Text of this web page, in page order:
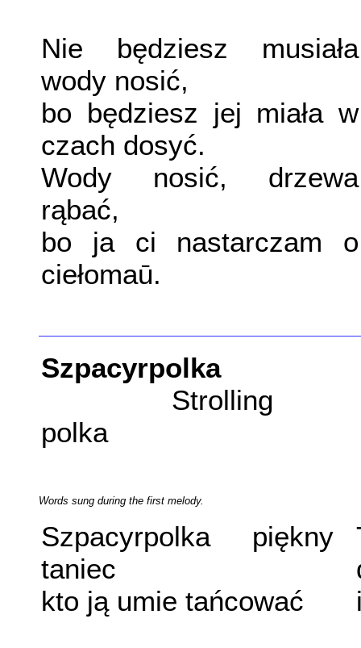
Nie będziesz musiała
wody nosić,
bo będziesz jej miała w
czach dosyć.
Wody nosić, drzewa
rąbać,
bo ja ci nastarczam o
ciełomaū.
Szpacyrpolka
Strolling
polka
Words sung during the first melody.
Szpacyrpolka piękny
taniec
kto ją umie tańcować